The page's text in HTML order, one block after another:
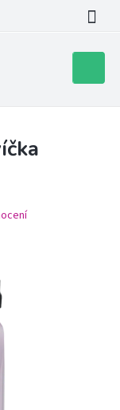
košík